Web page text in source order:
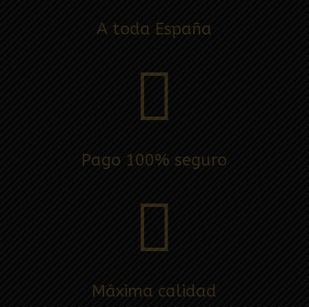
A toda España

Pago 100% seguro

Máxima calidad